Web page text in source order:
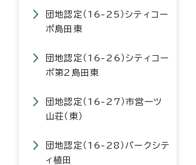
団地認定（16-25）シティコー
ポ島田東
団地認定（16-26）シティコー
ポ第2島田東
団地認定（16-27）市営一ツ
山荘（東）
団地認定（16-28）パークシテ
ィ植田